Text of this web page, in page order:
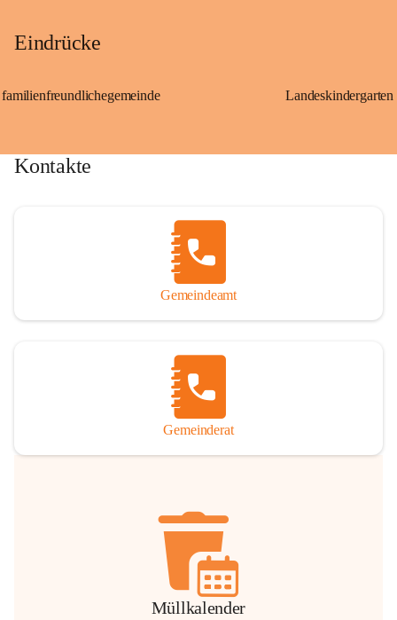
Eindrücke
familienfreundlichegemeinde
Kontakte
Gemeindeamt
Gemeinderat
Müllkalender